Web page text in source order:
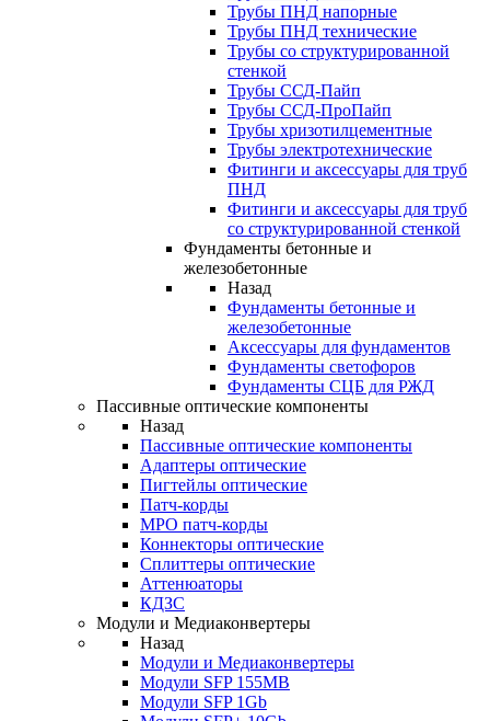
Трубы ПНД напорные
Трубы ПНД технические
Трубы со структурированной
стенкой
Трубы ССД-Пайп
Трубы ССД-ПроПайп
Трубы хризотилцементные
Трубы электротехнические
Фитинги и аксессуары для труб
ПНД
Фитинги и аксессуары для труб
со структурированной стенкой
Фундаменты бетонные и
железобетонные
Назад
Фундаменты бетонные и
железобетонные
Аксессуары для фундаментов
Фундаменты светофоров
Фундаменты СЦБ для РЖД
Пассивные оптические компоненты
Назад
Пассивные оптические компоненты
Адаптеры оптические
Пигтейлы оптические
Патч-корды
MPO патч-корды
Коннекторы оптические
Сплиттеры оптические
Аттенюаторы
КДЗС
Модули и Медиаконвертеры
Назад
Модули и Медиаконвертеры
Модули SFP 155MB
Модули SFP 1Gb